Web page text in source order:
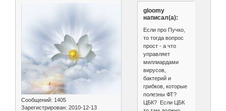
Сообщений: 1405
Зарегистрирован: 2010-12-13
gloomy
написал(а):
Если про Пучко,
то тогда вопрос
прост - а что
управляет
миллиардами
вирусов,
бактерий и
грибков, которые
полезны ФТ?
ЦБК? Если ЦБК